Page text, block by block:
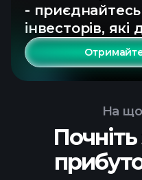
-
інвесторів,
На